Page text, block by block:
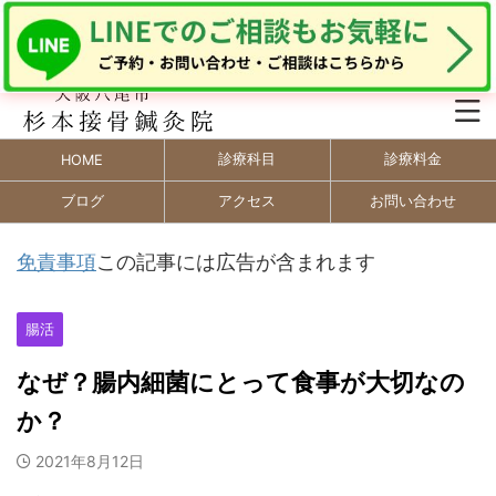
HOME 診療科目 診療料金
ブログ アクセス お問い合わせ
免責事項この記事には広告が含まれます
腸活
なぜ？腸内細菌にとって食事が大切なの
か？
2021年8月12日